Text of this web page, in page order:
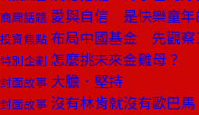
商周話題 愛與自信 是快樂童年
投資焦點 布局中國基金 先觀察
特別企劃 怎麼挑未來金雞母？
封面故事 大膽．堅持
封面故事 沒有林肯就沒有歐巴馬